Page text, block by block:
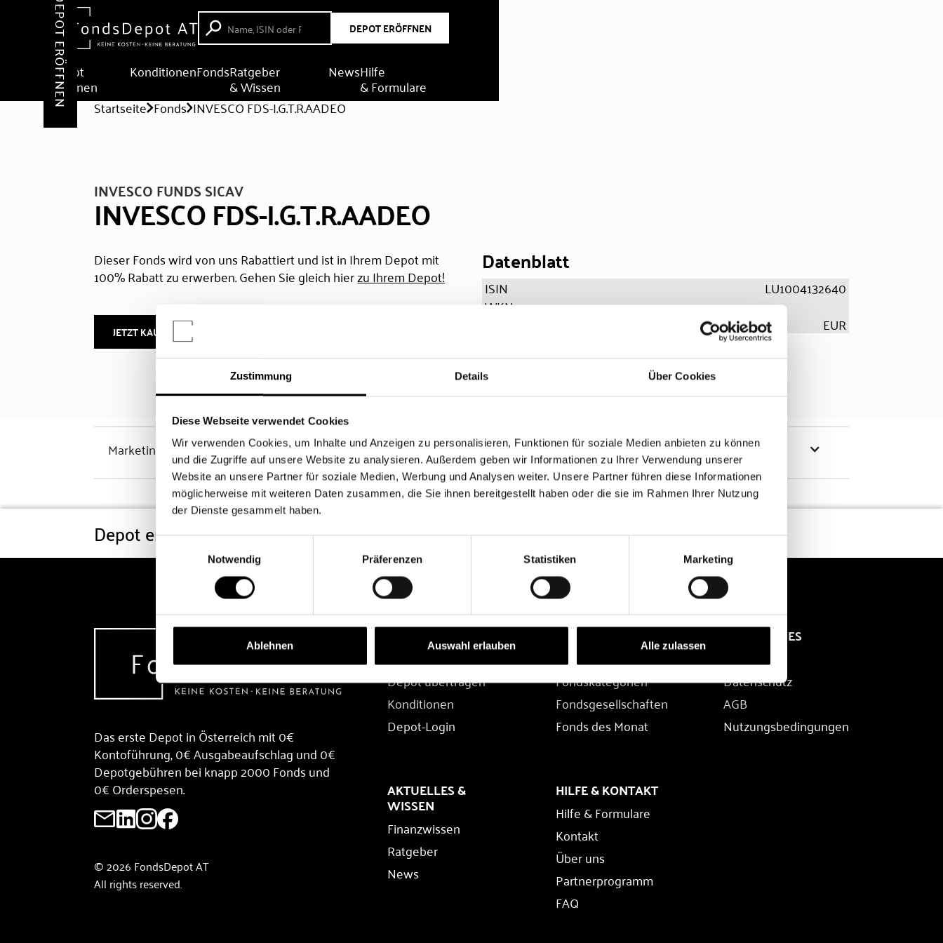
Zustimmung Details Über Cookies
Diese Webseite verwendet Cookies
Wir verwenden Cookies, um Inhalte und Anzeigen zu personalisieren, Funktionen für soziale Medien anbieten zu können
und die Zugriffe auf unsere Website zu analysieren. Außerdem geben wir Informationen zu Ihrer Verwendung unserer
Website an unsere Partner für soziale Medien, Werbung und Analysen weiter. Unsere Partner führen diese Informationen
möglicherweise mit weiteren Daten zusammen, die Sie ihnen bereitgestellt haben oder die sie im Rahmen Ihrer Nutzung
der Dienste gesammelt haben.
Einwilligungsauswahl
Notwendig
Präferenzen Statistiken Marketing
Ablehnen Auswahl erlauben Alle zulassen
DEPOT ERÖFFNEN
Depot
eröffnen
KonditionenFondsRatgeber
& Wissen
NewsHilfe
& Formulare
DEPOT ERÖFFNEN Startseite Fonds INVESCO FDS-I.G.T.R.AADEO
INVESCO FUNDS SICAV
INVESCO FDS-I.G.T.R.AADEO
Dieser Fonds wird von uns Rabattiert und ist in Ihrem Depot mit
100% Rabatt zu erwerben. Gehen Sie gleich hierzu Ihrem Depot!
JETZT KAUFEN
Datenblatt
ISIN
LU1004132640
WKN
EUR
Marketinghinweis Chancen & Risiken
Depot eröffnen Konditionen Fonds FAQ
Das erste Depot in Österreich mit 0€
Kontoführung, 0€ Ausgabeaufschlag und 0€
Depotgebühren bei knapp 2000 Fonds und
0€ Orderspesen.
© 2026 FondsDepot AT
All rights reserved.
DEPOT
Depot übertragen
Konditionen
Depot-Login
FONDS
Fondssuche
Fondskategorien
Fondsgesellschaften
Fonds des Monat
RECHTLICHES
Impressum
Datenschutz
AGB
Nutzungsbedingungen
AKTUELLES &
WISSEN
Finanzwissen
Ratgeber
News
HILFE & KONTAKT
Hilfe & Formulare
Kontakt
Über uns
Partnerprogramm
FAQ